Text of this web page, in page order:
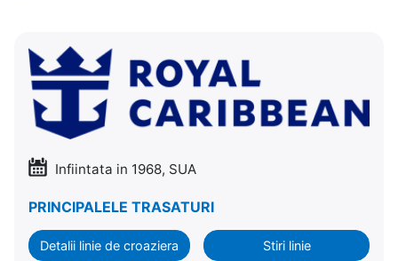
Infiintata in 1968, SUA
PRINCIPALELE TRASATURI
Detalii linie de croaziera Stiri linie